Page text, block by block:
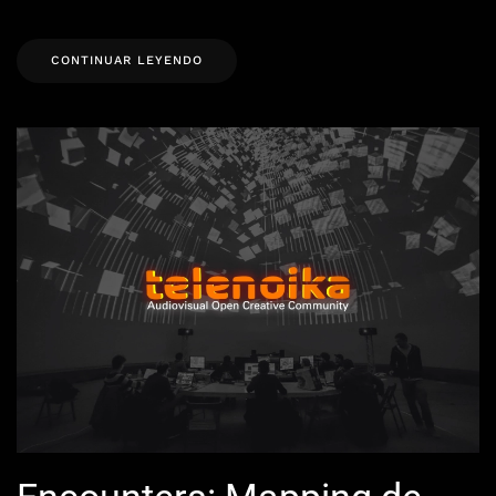
CONTINUAR LEYENDO